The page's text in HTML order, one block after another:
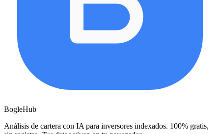
BogleHub
Análisis de cartera con IA para inversores indexados. 100% gratis,